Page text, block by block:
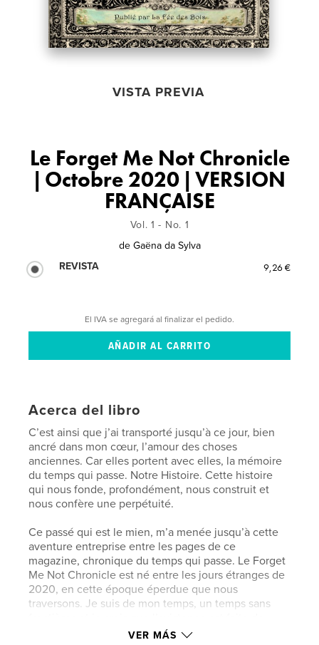
VISTA PREVIA
Le Forget Me Not Chronicle
| Octobre 2020 | VERSION
FRANÇAISE
Vol. 1 - No. 1
de Gaëna da Sylva
REVISTA
9,26 €
El IVA se agregará al finalizar el pedido.
Acerca del libro
C’est ainsi que j’ai transporté jusqu’à ce jour, bien
ancré dans mon cœur, l’amour des choses
anciennes. Car elles portent avec elles, la mémoire
du temps qui passe. Notre Histoire. Cette histoire
qui nous fonde, profondément, nous construit et
nous confère une perpétuité.
Ce passé qui est le mien, m’a menée jusqu’à cette
aventure entreprise entre les pages de ce
magazine, chronique du temps qui passe. Le Forget
Me Not Chronicle est né entre les jours étranges de
2020, en cette époque éperdue que nous
traversons. Je suis de mon temps, un temps sans
petites parcelles qui s’enchaînent comme les perles
VER MÁS